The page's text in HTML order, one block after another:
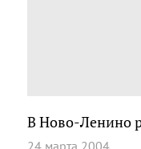
В Ново-Ленино
24 марта 2004